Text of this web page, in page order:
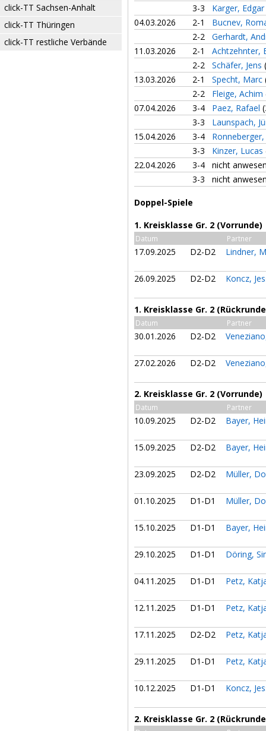
click-TT Sachsen-Anhalt
click-TT Thüringen
click-TT restliche Verbände
3-3
Karger, Edgar
04.03.2026
2-1
Bucnev,
2-2
Gerhardt,
11.03.2026
2-1
Achtzehnter,
2-2
Schäfer, Jens
13.03.2026
2-1 Specht, Marc
2-2
Fleige, Achim
07.04.2026
3-4 Paez, Rafael
3-3
Launspach,
15.04.2026
3-4
3-3
Kinzer, Lucas
22.04.2026
3-4
nicht
3-3
nicht
Doppel-Spiele
1. Kreisklasse Gr. 2 (Vorrunde)
Datum Partner
17.09.2025 D2-D2 Lindner,
26.09.2025 D2-D2 Koncz,
1. Kreisklasse Gr. 2
Datum Partner
30.01.2026 D2-D2
27.02.2026 D2-D2
2. Kreisklasse Gr. 2 (Vorrunde)
Datum Partner
10.09.2025 D2-D2 Bayer,
15.09.2025 D2-D2 Bayer,
23.09.2025 D2-D2 Müller,
01.10.2025 D1-D1 Müller,
15.10.2025 D1-D1 Bayer,
29.10.2025 D1-D1 Döring,
04.11.2025 D1-D1 Petz,
12.11.2025 D1-D1 Petz,
17.11.2025 D2-D2 Petz,
29.11.2025 D1-D1 Petz,
10.12.2025 D1-D1 Koncz,
2. Kreisklasse Gr. 2